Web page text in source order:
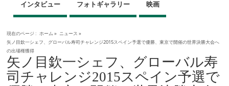
インタビュー フォトギャラリー 映画
現在のページ : ホーム » ニュース »
矢ノ目欽一シェフ、グローバル寿司チャレンジ2015スペイン予選で優勝、東京で開催の世界決勝大会へ
の出場権獲得
矢ノ目欽一シェフ、グローバル寿
司チャレンジ2015スペイン予選で